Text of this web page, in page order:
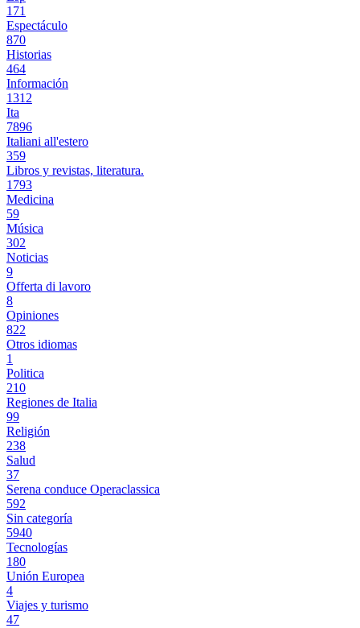
171
Espectáculo
870
Historias
464
Información
1312
Ita
7896
Italiani all'estero
359
Libros y revistas, literatura.
1793
Medicina
59
Música
302
Noticias
9
Offerta di lavoro
8
Opiniones
822
Otros idiomas
1
Politica
210
Regiones de Italia
99
Religión
238
Salud
37
Serena conduce Operaclassica
592
Sin categoría
5940
Tecnologías
180
Unión Europea
4
Viajes y turismo
47